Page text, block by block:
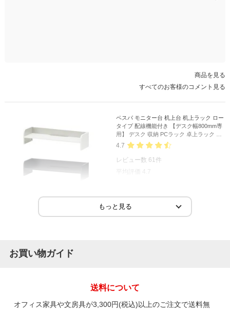
商品を見る
すべてのお客様のコメント見る
ペスパ モニター台 机上台 机上ラック ロー
タイプ 配線機能付き 【デスク幅800mm専
用】 デスク 収納 PCラック 卓上ラック デ
スク棚 書類棚 A4対応
4.7
レビュー数 61件
平均評価
4.7
サイズもピッタリで品質も良い 建て付けは背板に若干の歪みが
お買い物ガイド
送料について
オフィス家具や文房具が3,300円(税込)以上のご注文で送料無